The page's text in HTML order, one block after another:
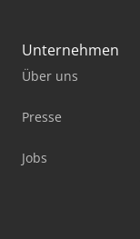
Unternehmen
Über uns
Presse
Jobs